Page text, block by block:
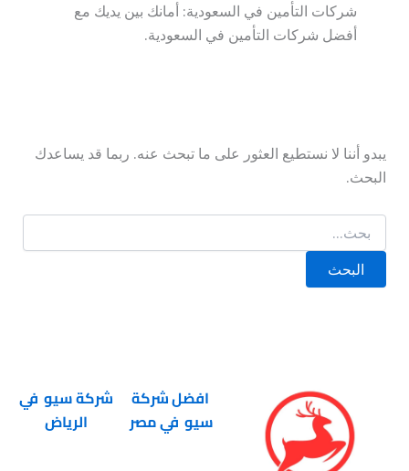
شركات التأمين في السعودية: أمانك بين يديك مع
أفضل شركات التأمين في السعودية.
يبدو أننا لا نستطيع العثور على ما تبحث عنه. ربما قد يساعدك
البحث.
افضل شركة
سيو في مصر
شركة سيو في
الرياض